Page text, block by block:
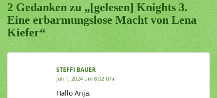
2 Gedanken zu „[gelesen] Knights 3.
Eine erbarmungslose Macht von Lena
Kiefer“
STEFFI BAUER
Juli 1, 2024 um 8:02 Uhr
Hallo Anja,